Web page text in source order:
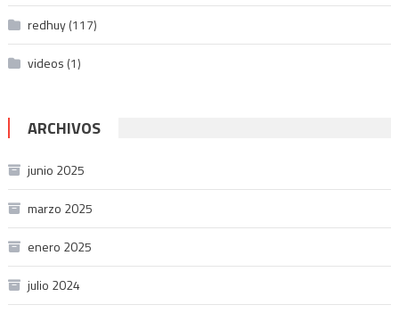
redhuy(117)
videos (1)
ARCHIVOS
junio 2025
marzo 2025
enero 2025
julio 2024